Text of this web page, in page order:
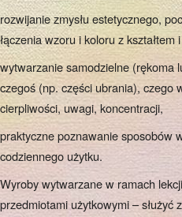
rozwijanie zmysłu estetycznego,
łączenia wzoru i koloru z
wytwarzanie samodzielne (rękoma
czegoś (np. części ubrania), czego
cierpliwości, uwagi, koncentracji,
praktyczne poznawanie sposobów
codziennego użytku.
Wyroby wytwarzane w ramach
przedmiotami użytkowymi – służyć